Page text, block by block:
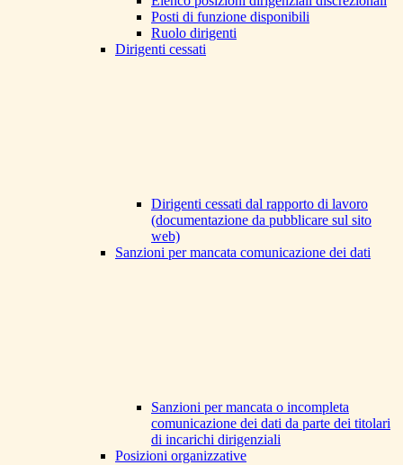
Posti di funzione disponibili
Ruolo dirigenti
Dirigenti cessati
Dirigenti cessati dal rapporto di lavoro
(documentazione da pubblicare sul sito
web)
Sanzioni per mancata comunicazione dei dati
Sanzioni per mancata o incompleta
comunicazione dei dati da parte dei titolari
di incarichi dirigenziali
Posizioni organizzative